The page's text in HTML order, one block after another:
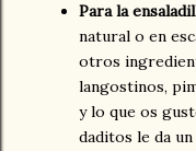
Para la
natural o en
otros
langostinos,
y lo que os
daditos le da